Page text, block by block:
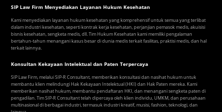
SIP Law Firm Menyediakan Layanan Hukum Kesehatan
Kami menyediakan layanan hukum kesehatan yang komprehensif untuk semua yang terlibat
dalam industri kesehatan, seperti kontrak kerja kesehatan, perjanjian pemasok medis, akuisisi
bisnis kesehatan, sengketa medis, dll. Tim Hukum Kesehatan kami memiliki pengalaman
bertahun-tahun menangani kasus besar di dunia medis terkait fasilitas, praktisi medis, dan hal
terkait lainnya.
Konsultan Kekayaan Intelektual dan Paten Terpercaya
SIP Law Firm, melalui SIP-R Consultant, memberikan konsultasi dan nasihat hukum untuk
membantu klien melindungi Hak Kekayaan Intelektual (HKI) dan Hak Paten mereka. Kami
memberikan nasihat hukum, membantu pendaftaran HKI, dan menangani sengketa paten di
pengadilan. Tim SIP-R Consultant telah dipercaya oleh klien individu, UMKM, dan perusahaan
multinasional di berbagai industri, termasuk industri kreatif, musisi, fashion, teknologi, dan